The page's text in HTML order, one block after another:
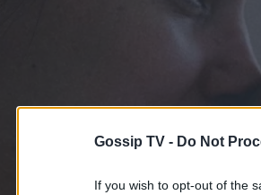
Gossip TV - Do Not
If you wish to opt-out of the